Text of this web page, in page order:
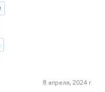
8 апреля, 2024 г.